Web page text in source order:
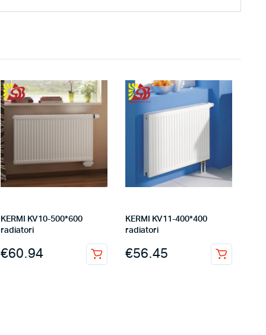
KERMI KV10-500*600
radiatori
€60.94
KERMI KV11-400*400
radiatori
€56.45